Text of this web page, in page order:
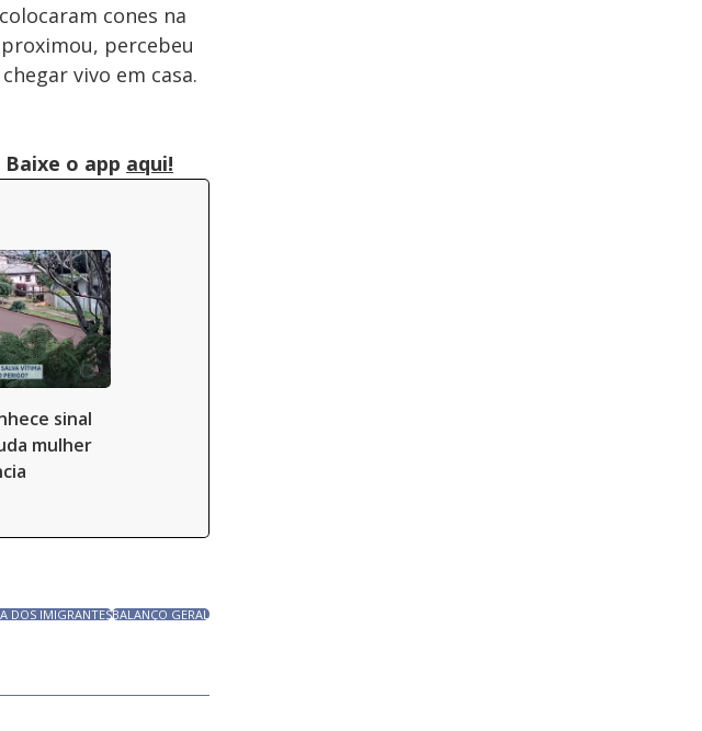
cones na
percebeu
vivo em casa.
o app aqui!
sinal
mulher
DOS IMIGRANTESBALANÇO GERAL